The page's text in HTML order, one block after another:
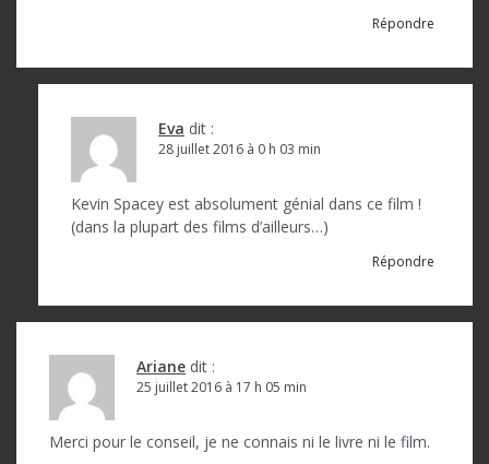
Répondre
Eva dit :
28 juillet 2016 à 0 h 03 min
Kevin Spacey est absolument génial dans ce film !
(dans la plupart des films d’ailleurs…)
Répondre
Ariane dit :
25 juillet 2016 à 17 h 05 min
Merci pour le conseil, je ne connais ni le livre ni le film.